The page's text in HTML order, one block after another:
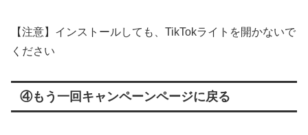
【注意】インストールしても、TikTokライトを開かないで
ください
④もう一回キャンペーンページに戻る